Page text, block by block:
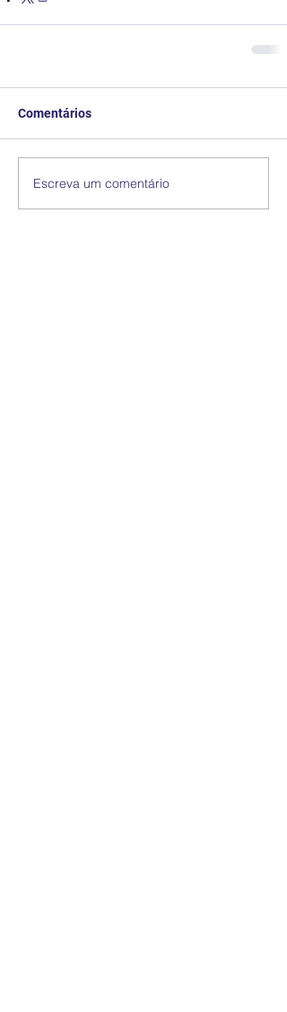
Comentários
Escreva um comentário